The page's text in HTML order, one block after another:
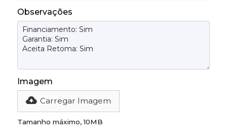
Observações
Imagem
Carregar Imagem
Tamanho máximo, 10MB